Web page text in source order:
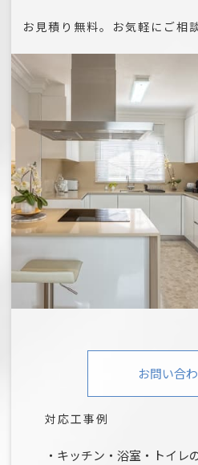
お見積り無料。お気軽にご相
お問い合
対応工事例
・キッチン・浴室・トイレ